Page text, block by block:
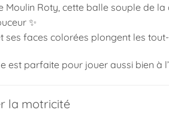
Moulin Roty , cette balle souple de
✨
ses faces colorées plongent les
est parfaite pour jouer aussi bien à
la motricité